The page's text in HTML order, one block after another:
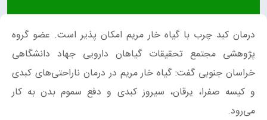
درمان کبد چرب با گیاه خار مریم امکان پذیر است. عضو گروه
پژوهشی مجتمع تحقیقات گیاهان دارویی جهاد دانشگاهی
خراسان جنوبی گفت: گیاه خار مریم در درمان ناراحتی‌های کبدی
و کیسه صفرا، یرقان، سیروز کبدی و دفع سموم بدن به کار
می‌رود.